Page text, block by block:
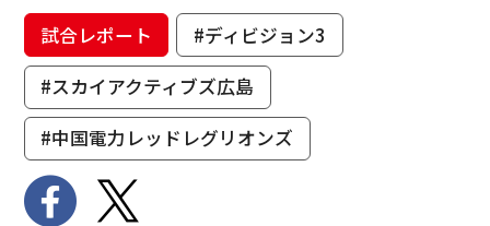
試合レポート
#ディビジョン3
#スカイアクティブズ広島
#中国電力レッドレグリオンズ